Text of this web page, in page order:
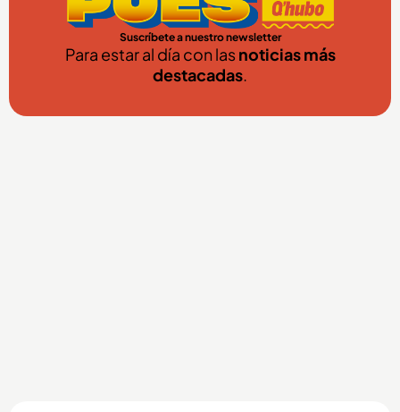
Suscríbete a nuestro newsletter
Para estar al día con lasnoticias más
destacadas.